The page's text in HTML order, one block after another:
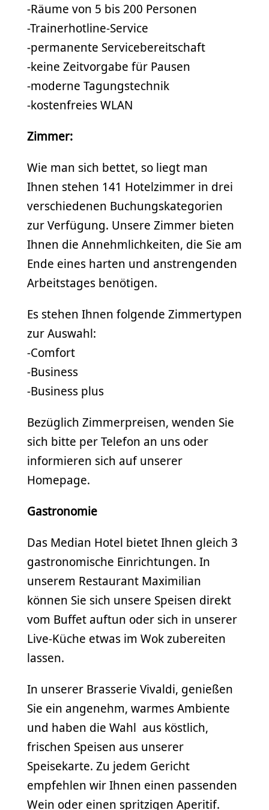
-Räume von 5 bis 200 Personen
-Trainerhotline-Service
-permanente Servicebereitschaft
-keine Zeitvorgabe für Pausen
-moderne Tagungstechnik
-kostenfreies WLAN
Zimmer:
Wie man sich bettet, so liegt man
Ihnen stehen 141 Hotelzimmer in drei
verschiedenen Buchungskategorien
zur Verfügung. Unsere Zimmer bieten
Ihnen die Annehmlichkeiten, die Sie am
Ende eines harten und anstrengenden
Arbeitstages benötigen.
Es stehen Ihnen folgende Zimmertypen
zur Auswahl:
-Comfort
-Business
-Business plus
Bezüglich Zimmerpreisen, wenden Sie
sich bitte per Telefon an uns oder
informieren sich auf unserer
Homepage.
Gastronomie
Das Median Hotel bietet Ihnen gleich 3
gastronomische Einrichtungen. In
unserem Restaurant Maximilian
können Sie sich unsere Speisen direkt
vom Buffet auftun oder sich in unserer
Live-Küche etwas im Wok zubereiten
lassen.
In unserer Brasserie Vivaldi, genießen
Sie ein angenehm, warmes Ambiente
und haben die Wahl aus köstlich,
frischen Speisen aus unserer
Speisekarte. Zu jedem Gericht
empfehlen wir Ihnen einen passenden
Wein oder einen spritzigen Aperitif.